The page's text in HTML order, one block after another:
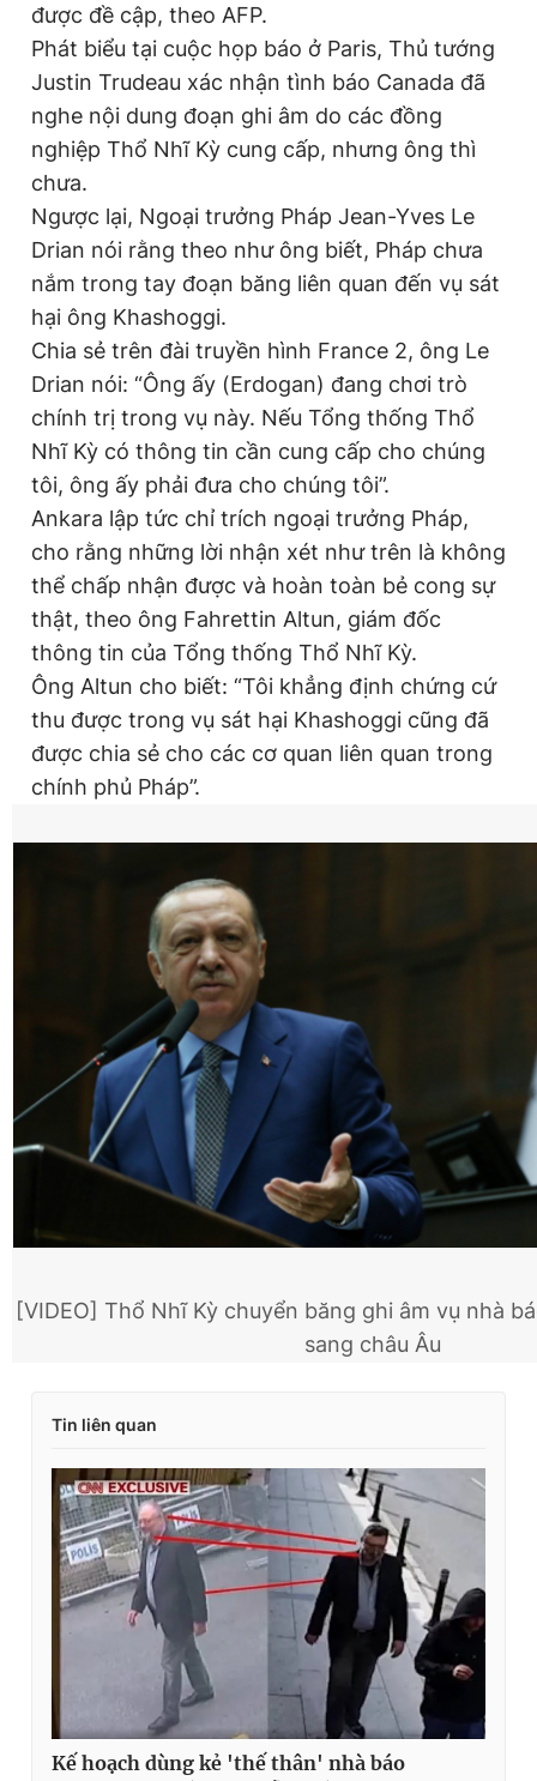
Đặt báo Quảng cáo RSS
Tổng biên tập: Nguyễn Ngọc Toàn
Phó tổng biên tập thường trực: Hải Thành
Phó tổng biên tập: Lâm Hiếu Dũng
Phó tổng biên tập: Trần Việt Hưng
Tổng thư ký tòa soạn: Đức Trung
Giấy phép xuất bản số 110/GP - BTTTT cấp ngày 24.3.2020
© 2003-2026 Bản quyền thuộc về Báo Thanh Niên. Cấm sao
chép dưới mọi hình thức nếu không có sự chấp thuận bằng văn
bản. Phát triển bởi ePi Technologies, JSC.
được đề cập, theo AFP.
Phát biểu tại cuộc họp báo ở Paris, Thủ tướng
Justin Trudeau xác nhận tình báo Canada đã
nghe nội dung đoạn ghi âm do các đồng
nghiệp Thổ Nhĩ Kỳ cung cấp, nhưng ông thì
chưa.
Ngược lại, Ngoại trưởng Pháp Jean-Yves Le
Drian nói rằng theo như ông biết, Pháp chưa
nắm trong tay đoạn băng liên quan đến vụ sát
hại ông Khashoggi.
Chia sẻ trên đài truyền hình France 2, ông Le
Drian nói: “Ông ấy (Erdogan) đang chơi trò
chính trị trong vụ này. Nếu Tổng thống Thổ
Nhĩ Kỳ có thông tin cần cung cấp cho chúng
tôi, ông ấy phải đưa cho chúng tôi”.
Ankara lập tức chỉ trích ngoại trưởng Pháp,
cho rằng những lời nhận xét như trên là không
thể chấp nhận được và hoàn toàn bẻ cong sự
thật, theo ông Fahrettin Altun, giám đốc
thông tin của Tổng thống Thổ Nhĩ Kỳ.
Ông Altun cho biết: “Tôi khẳng định chứng cứ
thu được trong vụ sát hại Khashoggi cũng đã
được chia sẻ cho các cơ quan liên quan trong
chính phủ Pháp”.
[VIDEO] Thổ Nhĩ Kỳ chuyển băng ghi âm vụ nhà
sang châu Âu
Tin liên quan
Kế hoạch dùng kẻ 'thế thân' nhà báo